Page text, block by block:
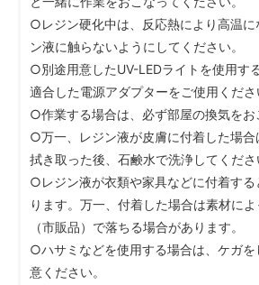
○レジン硬化中は、反応熱により高温に
ン液に触らないようにしてください。
○別途用意したUV-LEDライトを使用す
適合した電源アダプターをご使用くださ
○作業する場合は、必ず部屋の換気をお
○万一、レジン液が皮膚に付着した場
拭き取った後、石鹸水で洗浄してくださ
○レジン液が衣類や家具などに付着する
ります。万一、付着した場合は素材に
（市販品）で落ちる場合があります。
○ハサミなどを使用する場合は、ケガを
意ください。